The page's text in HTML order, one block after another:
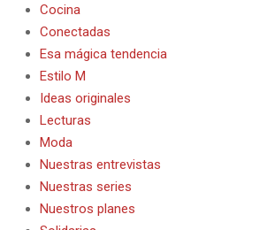
Cocina
Conectadas
Esa mágica tendencia
Estilo M
Ideas originales
Lecturas
Moda
Nuestras entrevistas
Nuestras series
Nuestros planes